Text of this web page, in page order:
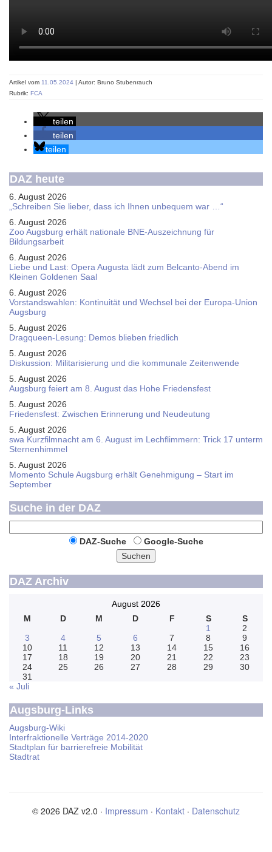
Artikel vom 11.05.2024 | Autor: Bruno Stubenrauch
Rubrik: FCA
teilen
teilen
teilen
DAZ heute
6. August 2026
„Schreiben Sie lieber, dass ich Ihnen unbequem war …“
6. August 2026
Zoo Augsburg erhält nationale BNE-Auszeichnung für
Bildungsarbeit
6. August 2026
Liebe und Last: Opera Augusta lädt zum Belcanto-Abend im
Kleinen Goldenen Saal
6. August 2026
Vorstandswahlen: Kontinuität und Wechsel bei der Europa-Union
Augsburg
5. August 2026
Dragqueen-Lesung: Demos blieben friedlich
5. August 2026
Diskussion: Mi­li­ta­ri­sie­rung und die kommunale Zeitenwende
5. August 2026
Augsburg feiert am 8. August das Hohe Friedensfest
5. August 2026
Friedensfest: Zwischen Erinnerung und Neudeutung
5. August 2026
swa Kurz­film­nacht am 6. August im Lech­flim­mern: Trick 17 unterm
Sternen­himmel
5. August 2026
Momento Schule Augsburg erhält Genehmigung – Start im
September
Suche in der DAZ
DAZ-Suche
Google-Suche
Suchen
DAZ Archiv
August 2026
M
D M D F S
S
1
2
3
4 5 6 7 8
9
10
11 12 13 14 15
16
17
18 19 20 21 22
23
24
25 26 27 28 29
30
31
« Juli
Augsburg-Links
Augsburg-Wiki
Interfraktionelle Verträge 2014-2020
Stadtplan für barrierefreie Mobilität
Stadtrat
© 2026 DAZ v2.0 · Impressum · Kontakt · Datenschutz